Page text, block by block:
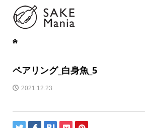
ペアリング_白身魚_5
2021.12.23